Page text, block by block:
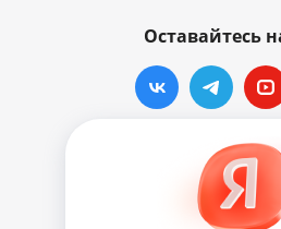
Оставайтесь
Наши